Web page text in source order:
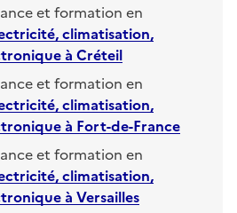
et formation en
climatisation,
à Créteil
et formation en
climatisation,
à Fort-de-France
et formation en
climatisation,
à Versailles